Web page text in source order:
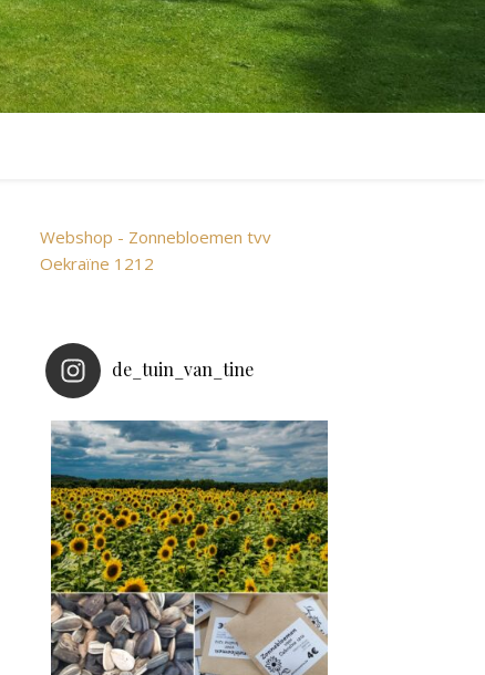
Webshop - Zonnebloemen tvv
Oekraïne 1212
de_tuin_van_tine